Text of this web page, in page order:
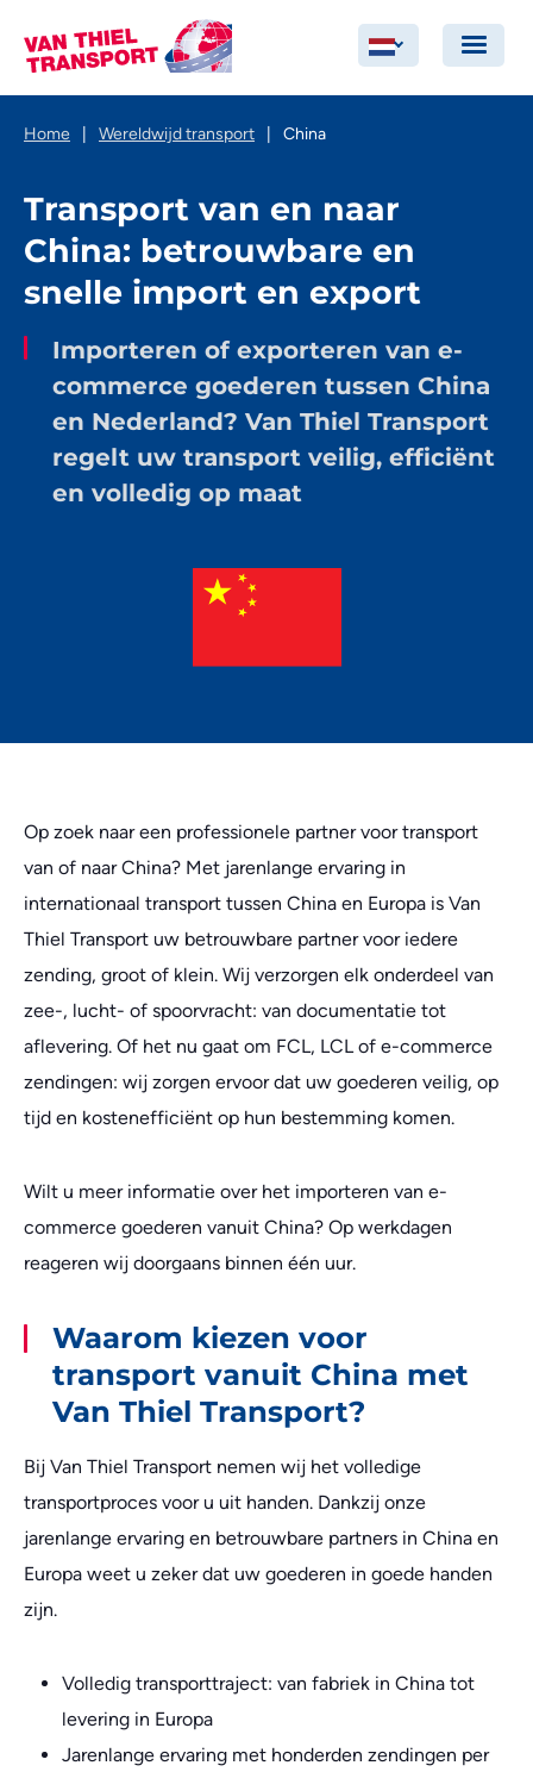
Home Wereldwijd transport China
Transport van en naar
China: betrouwbare en
snelle import en export
Importeren of exporteren van e-
commerce goederen tussen China
en Nederland? Van Thiel Transport
regelt uw transport veilig, efficiënt
en volledig op maat
Op zoek naar een professionele partner voor transport
van of naar China? Met jarenlange ervaring in
internationaal transport tussen China en Europa is Van
Thiel Transport uw betrouwbare partner voor iedere
zending, groot of klein. Wij verzorgen elk onderdeel van
zee-, lucht- of spoorvracht: van documentatie tot
aflevering. Of het nu gaat om FCL, LCL of e-commerce
zendingen: wij zorgen ervoor dat uw goederen veilig, op
tijd en kostenefficiënt op hun bestemming komen.
Wilt u meer informatie over het importeren van e-
commerce goederen vanuit China? Op werkdagen
reageren wij doorgaans binnen één uur.
Waarom kiezen voor
transport vanuit China met
Van Thiel Transport?
Bij Van Thiel Transport nemen wij het volledige
transportproces voor u uit handen. Dankzij onze
jarenlange ervaring en betrouwbare partners in China en
Europa weet u zeker dat uw goederen in goede handen
zijn.
Volledig transporttraject: van fabriek in China tot
levering in Europa
Jarenlange ervaring met honderden zendingen per